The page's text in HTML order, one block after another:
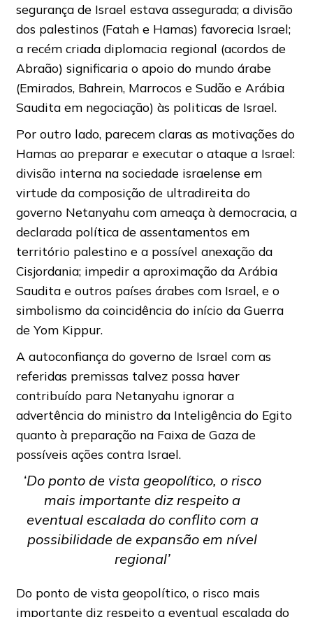
segurança de Israel estava assegurada; a divisão
dos palestinos (Fatah e Hamas) favorecia Israel;
a recém criada diplomacia regional (acordos de
Abraão) significaria o apoio do mundo árabe
(Emirados, Bahrein, Marrocos e Sudão e Arábia
Saudita em negociação) às politicas de Israel.
Por outro lado, parecem claras as motivações do
Hamas ao preparar e executar o ataque a Israel:
divisão interna na sociedade israelense em
virtude da composição de ultradireita do
governo Netanyahu com ameaça à democracia, a
declarada política de assentamentos em
território palestino e a possível anexação da
Cisjordania; impedir a aproximação da Arábia
Saudita e outros países árabes com Israel, e o
simbolismo da coincidência do início da Guerra
de Yom Kippur.
A autoconfiança do governo de Israel com as
referidas premissas talvez possa haver
contribuído para Netanyahu ignorar a
advertência do ministro da Inteligência do Egito
quanto à preparação na Faixa de Gaza de
possíveis ações contra Israel.
‘Do ponto de vista geopolítico, o risco
mais importante diz respeito a
eventual escalada do conflito com a
possibilidade de expansão em nível
regional’
Do ponto de vista geopolítico, o risco mais
importante diz respeito a eventual escalada do